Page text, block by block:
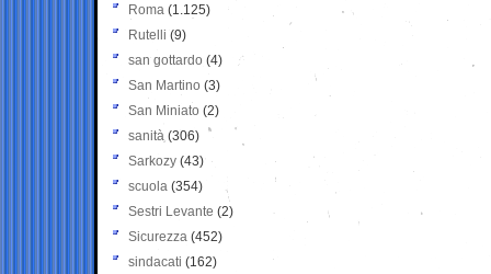
Roma (1.125)
Rutelli (9)
san gottardo (4)
San Martino (3)
San Miniato (2)
sanità (306)
Sarkozy (43)
scuola (354)
Sestri Levante (2)
Sicurezza (452)
sindacati (162)